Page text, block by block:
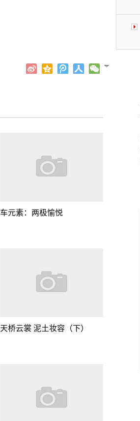
车元素：两极愉悦
天桥云裳 泥土妆容（下）